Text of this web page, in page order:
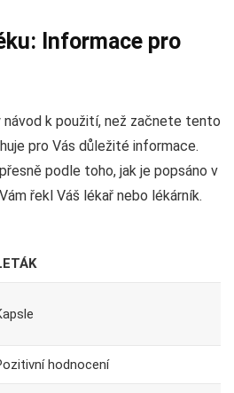
Informace pro
k použití, než začnete tento
pro Vás důležité informace.
podle toho, jak je popsáno v
řekl Váš lékař nebo lékárník.
hodnocení